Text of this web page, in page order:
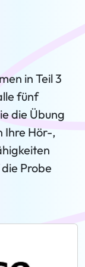
in Teil 3
fünf
die Übung
Ihre Hör-,
Probe